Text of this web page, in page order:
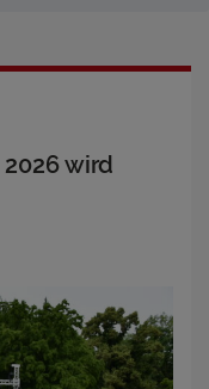
wird